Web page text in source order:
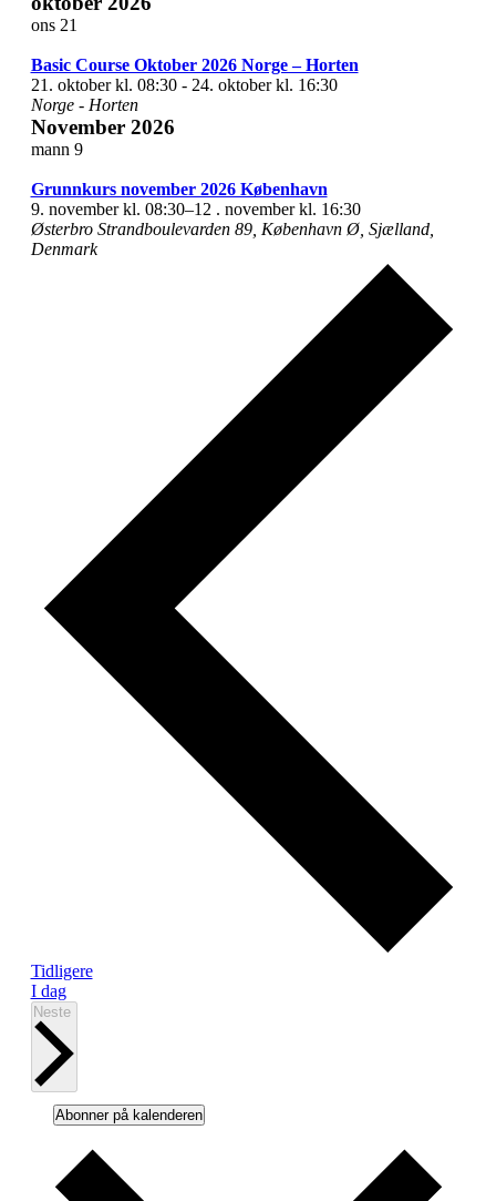
ons 21
Basic Course Oktober 2026 Norge – Horten
21. oktober kl. 08:30- 24. oktober kl. 16:30
Norge - Horten
November 2026
mann 9
Grunnkurs november 2026 København
9. november kl. 08:30–12 . november kl. 16:30
Østerbro Strandboulevarden 89, København Ø, Sjælland,
Denmark
Tidligerehendelser
I dag
Neste
Abonner på kalenderen